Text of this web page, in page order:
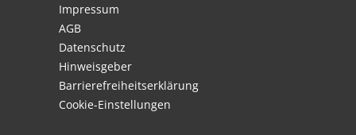
Impressum
AGB
Datenschutz
Hinweisgeber
Barrierefreiheitserklärung
Cookie-Einstellungen